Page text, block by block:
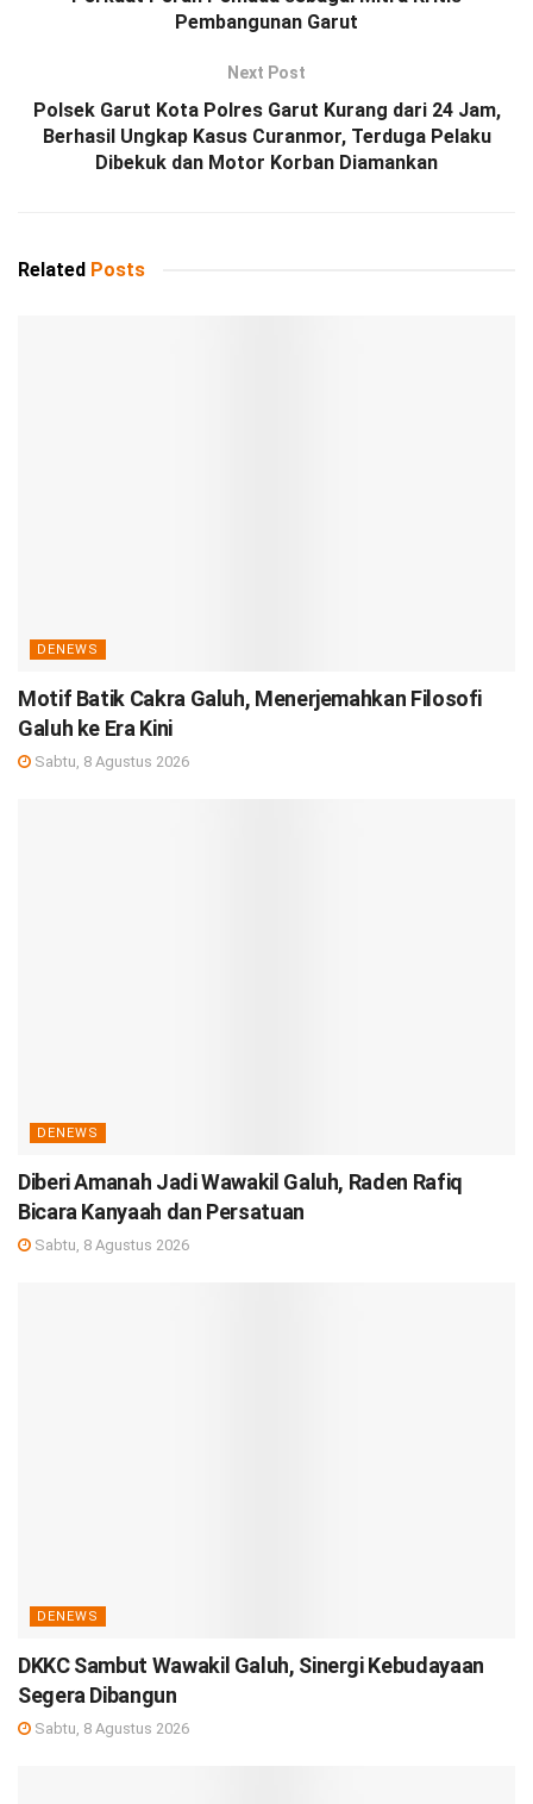
Pembangunan Garut
Next Post
Polsek Garut Kota Polres Garut Kurang dari 24 Jam,
Berhasil Ungkap Kasus Curanmor, Terduga Pelaku
Dibekuk dan Motor Korban Diamankan
Related Posts
DENEWS
Motif Batik Cakra Galuh, Menerjemahkan Filosofi
Galuh ke Era Kini
Sabtu, 8 Agustus 2026
DENEWS
Diberi Amanah Jadi Wawakil Galuh, Raden Rafiq
Bicara Kanyaah dan Persatuan
Sabtu, 8 Agustus 2026
DENEWS
DKKC Sambut Wawakil Galuh, Sinergi Kebudayaan
Segera Dibangun
Sabtu, 8 Agustus 2026